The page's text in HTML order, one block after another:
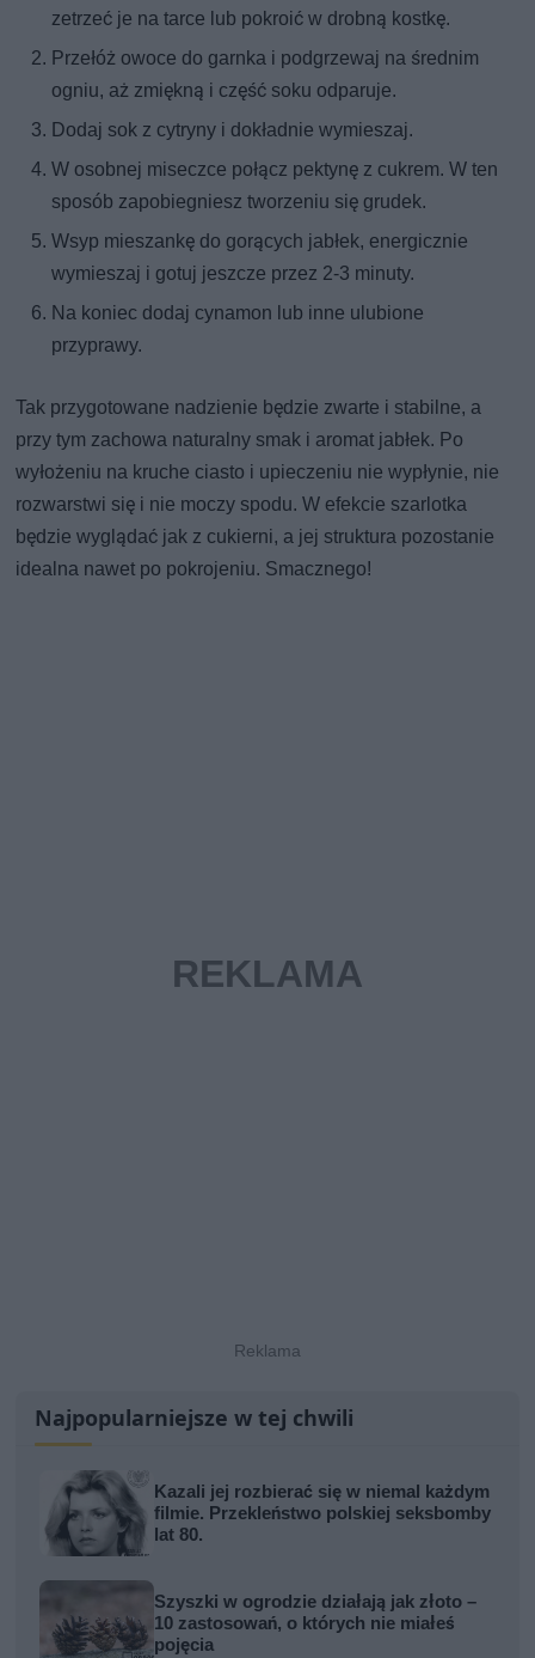
zetrzeć je na tarce lub pokroić w drobną kostkę.
Przełóż owoce do garnka i podgrzewaj na średnim
ogniu, aż zmiękną i część soku odparuje.
Dodaj sok z cytryny i dokładnie wymieszaj.
W osobnej miseczce połącz pektynę z cukrem. W ten
sposób zapobiegniesz tworzeniu się grudek.
Wsyp mieszankę do gorących jabłek, energicznie
wymieszaj i gotuj jeszcze przez 2-3 minuty.
Na koniec dodaj cynamon lub inne ulubione
przyprawy.
Tak przygotowane nadzienie będzie zwarte i stabilne, a
przy tym zachowa naturalny smak i aromat jabłek. Po
wyłożeniu na kruche ciasto i upieczeniu nie wypłynie, nie
rozwarstwi się i nie moczy spodu. W efekcie szarlotka
będzie wyglądać jak z cukierni, a jej struktura pozostanie
idealna nawet po pokrojeniu. Smacznego!
Najpopularniejsze w tej chwili
Kazali jej rozbierać się w niemal każdym
filmie. Przekleństwo polskiej seksbomby
lat 80.
Szyszki w ogrodzie działają jak złoto –
10 zastosowań, o których nie miałeś
pojęcia